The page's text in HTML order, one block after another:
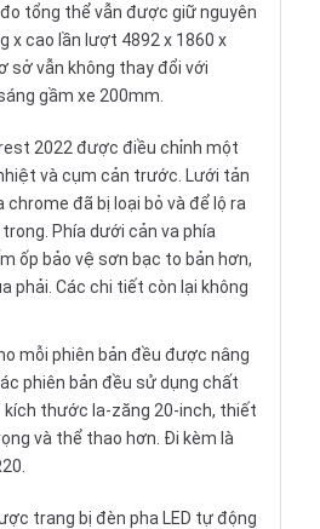
tổng thể vẫn được giữ nguyên
x cao lần lượt 4892 x 1860 x
sở vẫn không thay đổi với
gầm xe 200mm.
2022 được điều chỉnh một
và cụm cản trước. Lưới tản
đã bị loại bỏ và để lộ ra
Phía dưới cản va phía
ốp bảo vệ sơn bạc to bản hơn,
phải. Các chi tiết còn lại không
mỗi phiên bản đều được nâng
phiên bản đều sử dụng chất
kích thước la-zăng 20-inch, thiết
và thể thao hơn. Đi kèm là
trang bị đèn pha LED tự động